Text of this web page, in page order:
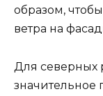
образом,
ветра на
Для северных
значительное